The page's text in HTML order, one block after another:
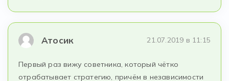
Атосик 21.07.2019 в 11:15
Первый раз вижу советника, который чётко
отрабатывает стратегию, причём в независимости